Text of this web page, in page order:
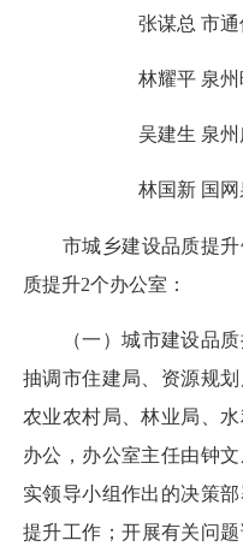
张谋总 市
林耀平 泉
吴建生 泉
林国新 国
市城乡建设品质提
质提升2个办公室：
（一）城市建设品
抽调市住建局、资源规
农业农村局、林业局、
办公，办公室主任由钟
实领导小组作出的决策
提升工作；开展有关问